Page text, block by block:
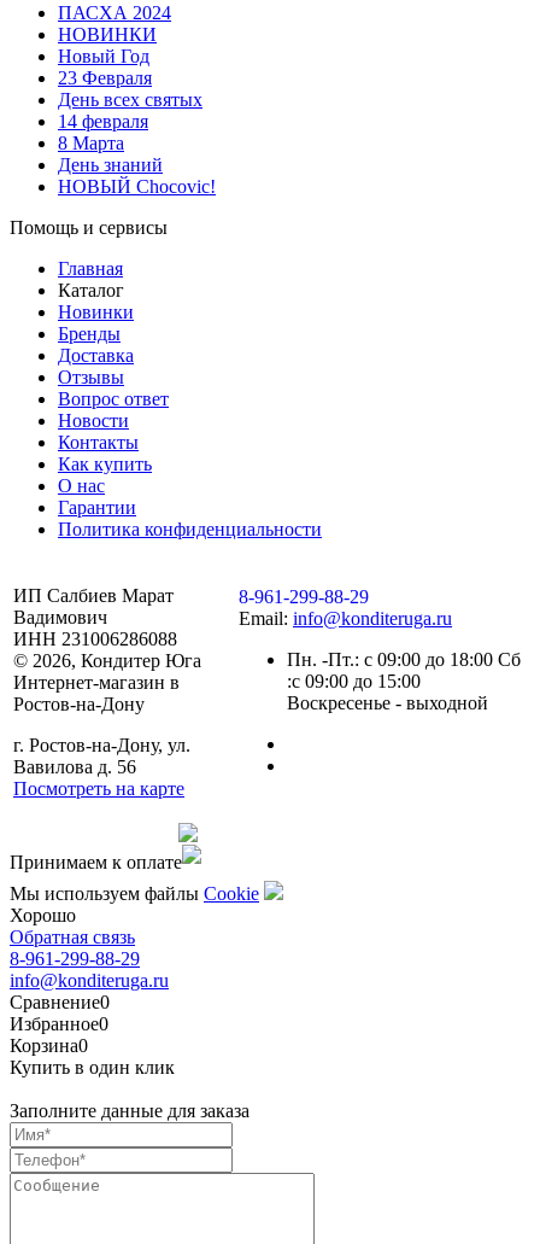
ПАСХА 2024
НОВИНКИ
Новый Год
23 Февраля
День всех святых
14 февраля
8 Марта
День знаний
НОВЫЙ Chocovic!
Помощь и сервисы
Главная
Каталог
Новинки
Бренды
Доставка
Отзывы
Вопрос ответ
Новости
Контакты
Как купить
О нас
Гарантии
Политика конфиденциальности
ИП Салбиев Марат
Вадимович
ИНН 231006286088
© 2026, Кондитер Юга
Интернет-магазин в
Ростов-на-Дону
г. Ростов-на-Дону, ул.
Вавилова д. 56
Посмотреть на карте
8-961-299-88-29
Email: info@konditeruga.ru
Пн. -Пт.: с 09:00 до 18:00 Сб
:с 09:00 до 15:00
Воскресенье - выходной
Принимаем к оплате
Мы используем файлы Сookie
Хорошо
Обратная связь
8-961-299-88-29
info@konditeruga.ru
Сравнение0
Избранное0
Корзина0
Купить в один клик
Заполните данные для заказа